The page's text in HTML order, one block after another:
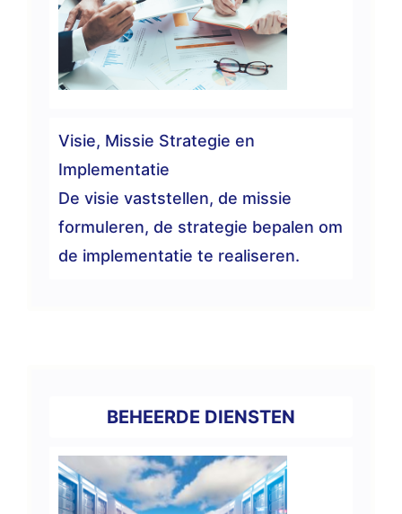
Visie, Missie Strategie en
Implementatie
De visie vaststellen, de missie
formuleren, de strategie bepalen om
de implementatie te realiseren.
BEHEERDE DIENSTEN